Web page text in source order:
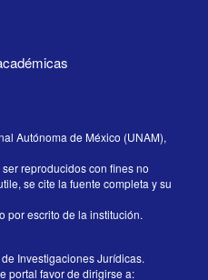
Autónoma de México (UNAM),
reproducidos con fines no
se cite la fuente completa y su
por escrito de la institución.
Investigaciones Jurídicas.
portal favor de dirigirse a: